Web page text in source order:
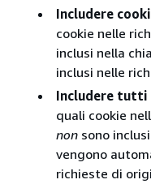
Includere
cookie nelle
inclusi nella
inclusi nelle
Includere tutti
quali cookie
nonsono
vengono
richieste di